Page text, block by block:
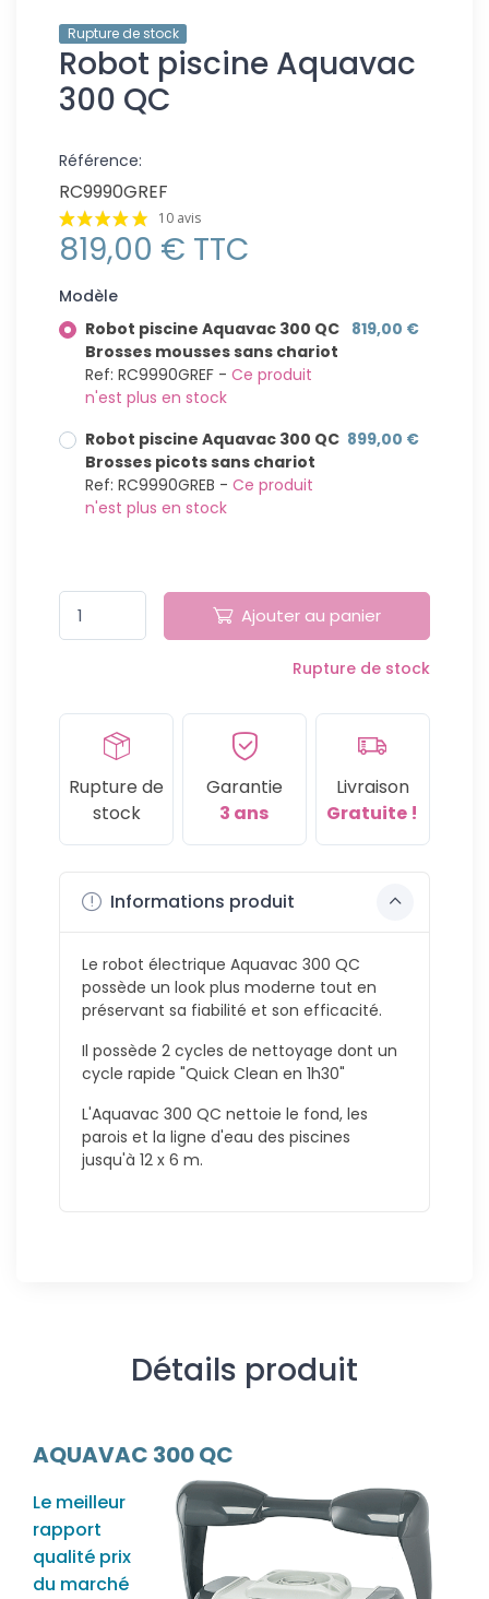
Rupture de stock
Robot piscine Aquavac
300 QC
Référence:
RC9990GREF
10 avis
819,00 € TTC
Modèle
Robot piscine Aquavac 300 QC
Brosses mousses sans chariot
Ref: RC9990GREF - Ce produit
n'est plus en stock
819,00 €
Robot piscine Aquavac 300 QC
Brosses picots sans chariot
Ref: RC9990GREB - Ce produit
n'est plus en stock
899,00 €
Ajouter au panier
Rupture de stock
Rupture de
stock
Garantie
3 ans
Livraison
Gratuite !
Informations produit
Le robot électrique Aquavac 300 QC
possède un look plus moderne tout en
préservant sa fiabilité et son efficacité.
Il possède 2 cycles de nettoyage dont un
cycle rapide "Quick Clean en 1h30"
L'Aquavac 300 QC nettoie le fond, les
parois et la ligne d'eau des piscines
jusqu'à 12 x 6 m.
Détails produit
AQUAVAC 300 QC
Le meilleur
rapport
qualité prix
du marché